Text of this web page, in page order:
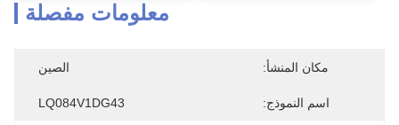
معلومات مفصلة
مكان المنشأ: الصين
اسم النموذج: LQ084V1DG43